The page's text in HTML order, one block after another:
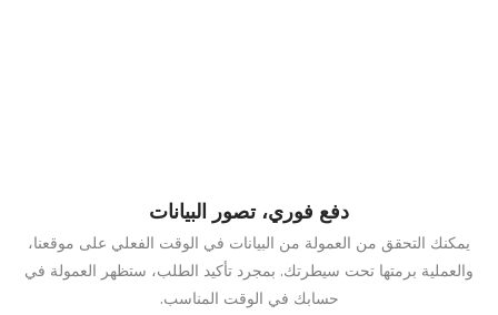
دفع فوري، تصور البيانات
يمكنك التحقق من العمولة من البيانات في الوقت الفعلي على موقعنا،
والعملية برمتها تحت سيطرتك. بمجرد تأكيد الطلب، ستظهر العمولة في
حسابك في الوقت المناسب.